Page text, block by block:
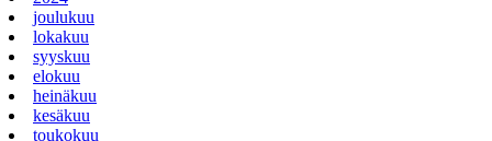
joulukuu
lokakuu
syyskuu
elokuu
heinäkuu
kesäkuu
toukokuu